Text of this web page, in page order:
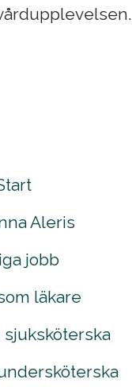
Aleris
jobb
läkare
sjuksköterska